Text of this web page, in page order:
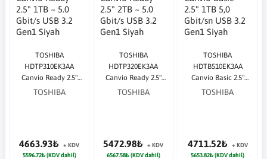
TOSHIBA
HDTP310EK3AA
Canvio Ready 2.5"
1TB ~ 5.0 Gbit/s USB
TOSHIBA
4663.93₺
+ KDV
5596.72₺ (KDV dahil)
TOSHIBA
HDTP320EK3AA
Canvio Ready 2.5"
2TB ~ 5.0 Gbit/s USB
TOSHIBA
5472.98₺
+ KDV
6567.58₺ (KDV dahil)
TOSHIBA
HDTB510EK3AA
Canvio Basic 2.5"
1TB 5,0 Gbit/sn USB
TOSHIBA
4711.52₺
+ KDV
5653.82₺ (KDV dahil)